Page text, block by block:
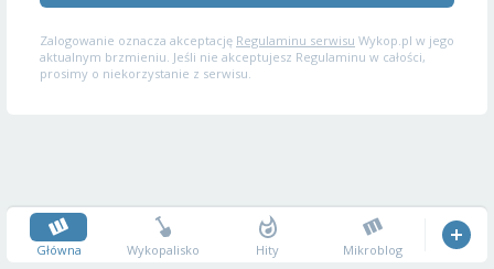
Zalogowanie oznacza akceptację Regulaminu serwisu Wykop.pl w jego
aktualnym brzmieniu. Jeśli nie akceptujesz Regulaminu w całości,
prosimy o niekorzystanie z serwisu.
Główna Wykopalisko Hity Mikroblog